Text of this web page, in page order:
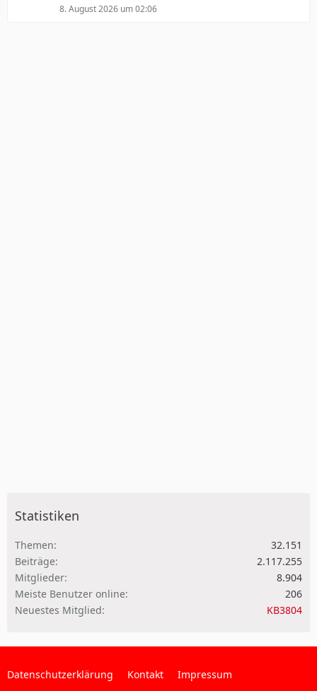
8. August 2026 um 02:06
Statistiken
Themen
32.151
Beiträge
2.117.255
Mitglieder
8.904
Meiste Benutzer online
206
Neuestes Mitglied
KB3804
Datenschutzerklärung Kontakt Impressum